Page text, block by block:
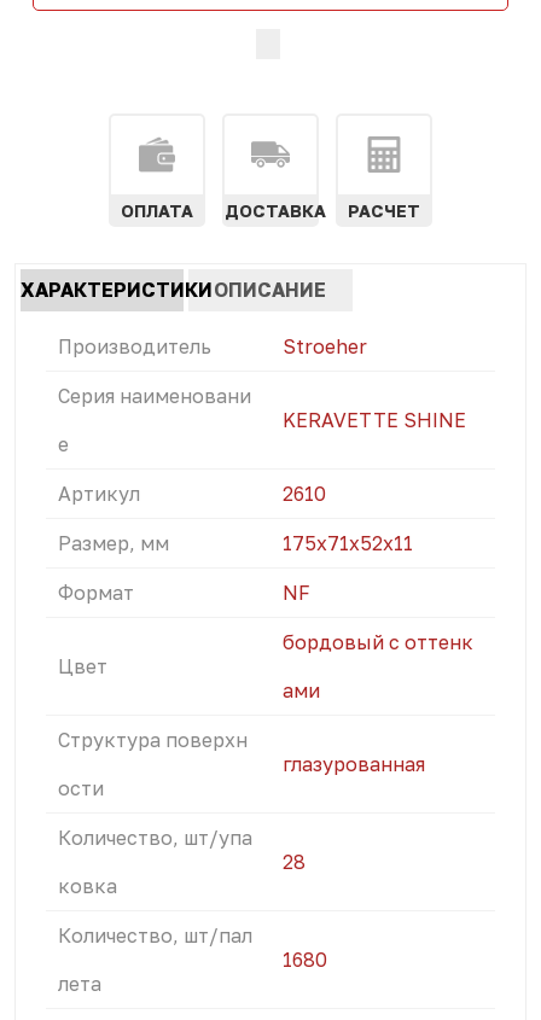
ОПЛАТА ДОСТАВКА РАСЧЕТ
Характеристики
табы
ХАРАКТЕРИСТИКИОПИСАНИЕ
Производитель Stroeher
Серия наименовани
е
KERAVETTE SHINE
Артикул 2610
Размер, мм 175х71х52х11
Формат NF
Цвет
бордовый с оттенк
ами
Структура поверхн
ости
глазурованная
Количество, шт/упа
ковка
28
Количество, шт/пал
лета
1680